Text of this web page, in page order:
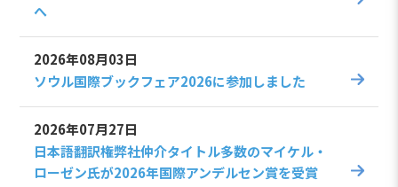
へ
2026年08月03日
ソウル国際ブックフェア2026に参加しました
2026年07月27日
日本語翻訳権弊社仲介タイトル多数のマイケル・
ローゼン氏が2026年国際アンデルセン賞を受賞